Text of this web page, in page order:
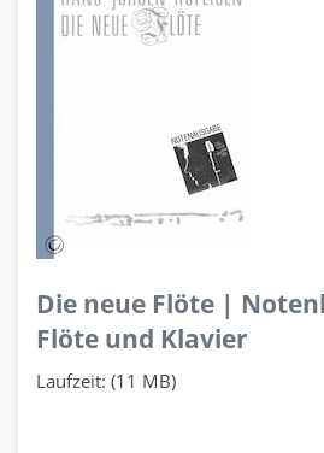
Die neue Flöte |
Flöte und Klavier
Laufzeit: (11 MB)